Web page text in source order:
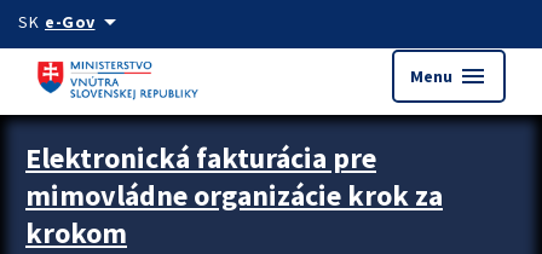
Preskocit na hlavný obsah
SK e-Govarrow_drop_down
Menu menu
Zastavit automatický posun upútavok
Elektronická fakturácia pre
mimovládne organizácie krok za
krokom